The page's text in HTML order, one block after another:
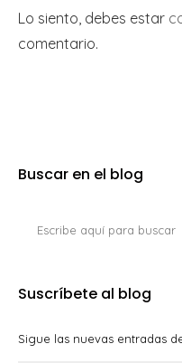
Lo siento, debes estar
comentario.
Buscar en el blog
Suscríbete al blog
Sigue las nuevas entradas